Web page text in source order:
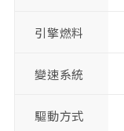
引擎燃料
變速系統
驅動方式